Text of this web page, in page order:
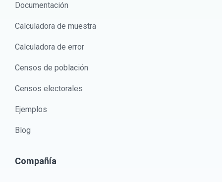
Documentación
Calculadora de muestra
Calculadora de error
Censos de población
Censos electorales
Ejemplos
Blog
Compañía